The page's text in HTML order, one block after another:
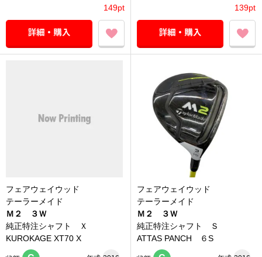
149pt 139pt
フェアウェイウッド
テーラーメイド
Ｍ２ ３Ｗ
純正特注シャフト Ｘ
KUROKAGE XT70 X
フェアウェイウッド
テーラーメイド
Ｍ２ ３Ｗ
純正特注シャフト Ｓ
ATTAS PANCH ６S